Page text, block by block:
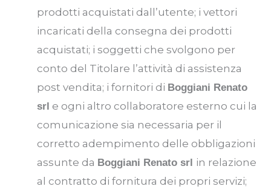
prodotti acquistati dall’utente; i vettori
incaricati della consegna dei prodotti
acquistati; i soggetti che svolgono per
conto del Titolare l’attività di assistenza
post vendita; i fornitori di Boggiani Renato
srl e ogni altro collaboratore esterno cui la
comunicazione sia necessaria per il
corretto adempimento delle obbligazioni
assunte da Boggiani Renato srl in relazione
al contratto di fornitura dei propri servizi;